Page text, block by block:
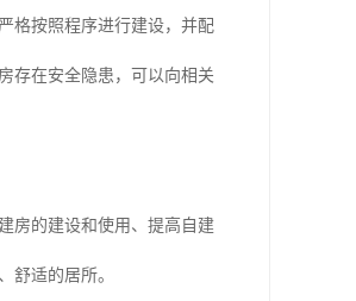
格按照程序进行建设，并配
存在安全隐患，可以向相关
房的建设和使用、提高自建
舒适的居所。